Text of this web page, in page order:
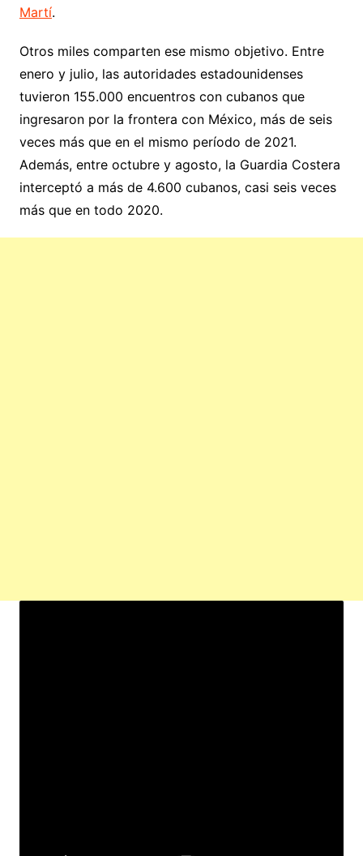
Martí.
Otros miles comparten ese mismo objetivo. Entre
enero y julio, las autoridades estadounidenses
tuvieron 155.000 encuentros con cubanos que
ingresaron por la frontera con México, más de seis
veces más que en el mismo período de 2021.
Además, entre octubre y agosto, la Guardia Costera
interceptó a más de 4.600 cubanos, casi seis veces
más que en todo 2020.